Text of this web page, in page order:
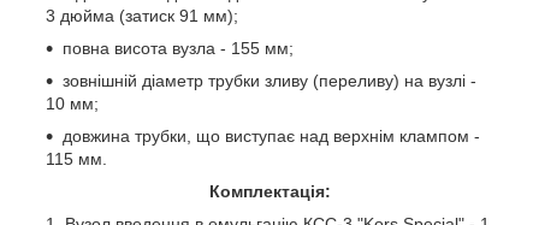
3 дюйма (затиск 91 мм);
повна висота вузла - 155 мм;
зовнішній діаметр трубки зливу (переливу) на вузлі -
10 мм;
довжина трубки, що виступає над верхнім клампом -
115 мм.
Комплектація: